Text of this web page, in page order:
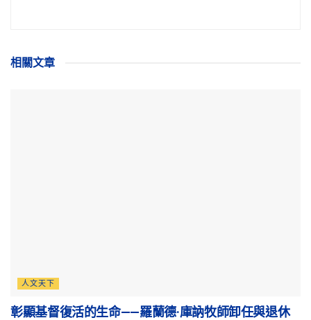
相關文章
人文天下
彰顯基督復活的生命——羅蘭德·庫訥牧師卸任與退休